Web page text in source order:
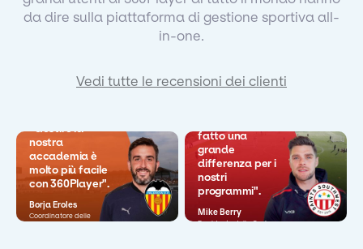
da dire sulla piattaforma di gestione sportiva all-
in-one.
Vedi tutte le recensioni dei clienti
"Gestire la
nostra
accademia è
molto più facile
con 360Player".
Borja Eroles
Coordinatore delle
fatto una
grande
differenza per i
nostri
programmi".
Mike Berry
Presidente della Sezione